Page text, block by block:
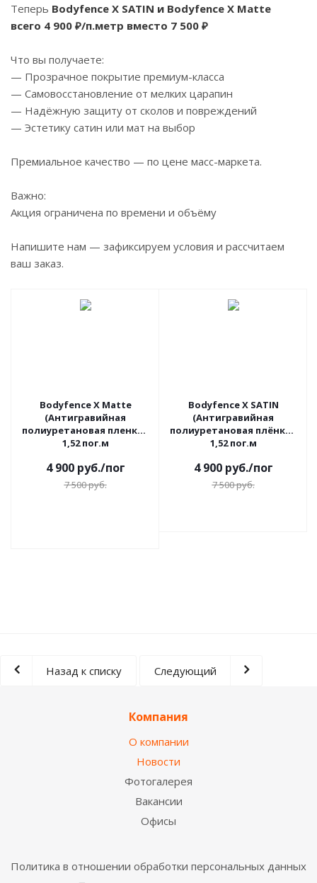
Теперь Bodyfence X SATIN и Bodyfence X Matte
всего 4 900 ₽/п.метр вместо 7 500 ₽
Что вы получаете:
— Прозрачное покрытие премиум-класса
— Самовосстановление от мелких царапин
— Надёжную защиту от сколов и повреждений
— Эстетику сатин или мат на выбор
Премиальное качество — по цене масс-маркета.
Важно:
Акция ограничена по времени и объёму
Напишите нам — зафиксируем условия и рассчитаем
ваш заказ.
Bodyfence X Matte
(Антигравийная
полиуретановая пленка),
1,52 пог.м
4 900руб./пог
7 500руб.
Bodyfence X SATIN
(Антигравийная
полиуретановая плёнка),
1,52 пог.м
4 900руб./пог
7 500руб.
Назад к списку Следующий
Компания
О компании
Новости
Фотогалерея
Вакансии
Офисы
Политика в отношении обработки персональных данных